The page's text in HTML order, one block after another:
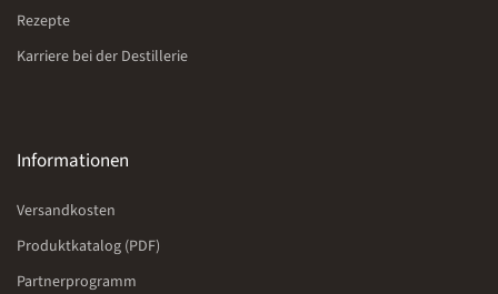
Rezepte
Karriere bei der Destillerie
Informationen
Versandkosten
Produktkatalog (PDF)
Partnerprogramm